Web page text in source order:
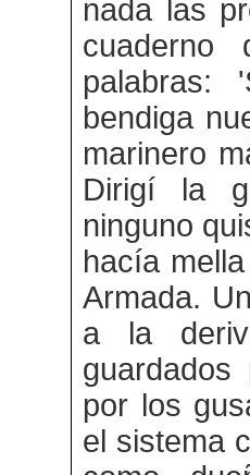
nada las
cuaderno
palabras:
bendiga
marinero
Dirigí la
ninguno
hacía
Armada.
a la
por los
el sistema